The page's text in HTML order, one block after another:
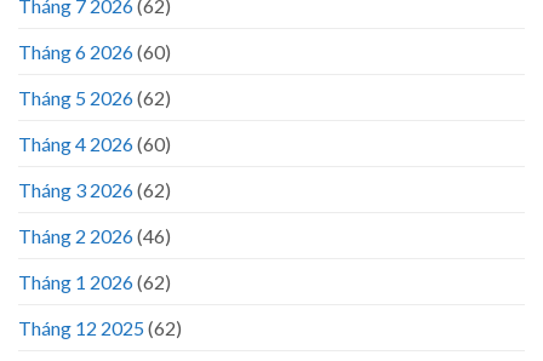
Tháng 7 2026(62)
Tháng 6 2026(60)
Tháng 5 2026(62)
Tháng 4 2026(60)
Tháng 3 2026(62)
Tháng 2 2026(46)
Tháng 1 2026(62)
Tháng 12 2025(62)